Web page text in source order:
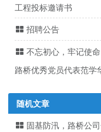
工程投标邀请书
招聘公告
不忘初心，牢记使
路桥优秀党员代表范学
随机文章
固基防汛，路桥公